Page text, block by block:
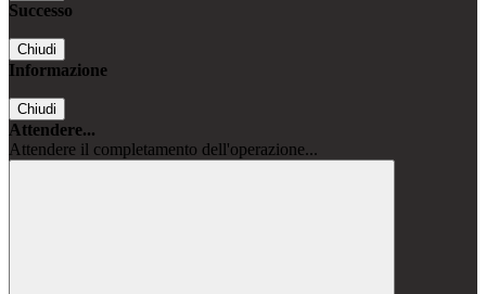
Successo
Chiudi
Informazione
Chiudi
Attendere...
Attendere il completamento dell'operazione...